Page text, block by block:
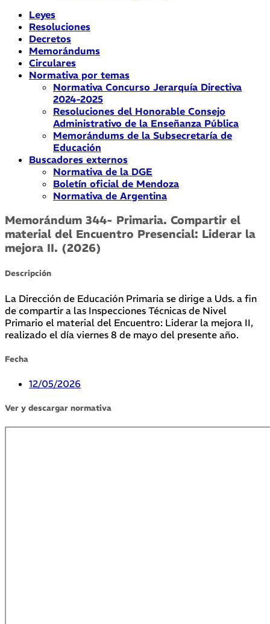
Leyes
Resoluciones
Decretos
Memorándums
Circulares
Normativa por temas
Normativa Concurso Jerarquía Directiva
2024-2025
Resoluciones del Honorable Consejo
Administrativo de la Enseñanza Pública
Memorándums de la Subsecretaría de
Educación
Buscadores externos
Normativa de la DGE
Boletín oficial de Mendoza
Normativa de Argentina
Memorándum 344- Primaria. Compartir el
material del Encuentro Presencial: Liderar la
mejora II. (2026)
Descripción
La Dirección de Educación Primaria se dirige a Uds. a fin
de compartir a las Inspecciones Técnicas de Nivel
Primario el material del Encuentro: Liderar la mejora II,
realizado el día viernes 8 de mayo del presente año.
Fecha
12/05/2026
Ver y descargar normativa